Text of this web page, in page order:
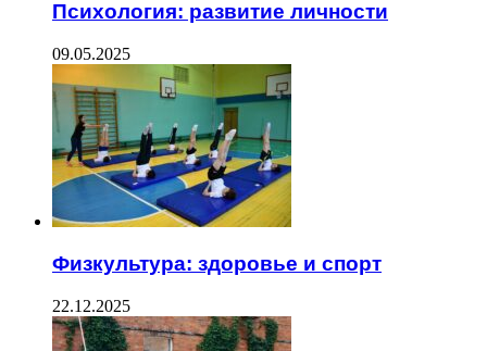
Психология: развитие личности
09.05.2025
Физкультура: здоровье и спорт
22.12.2025